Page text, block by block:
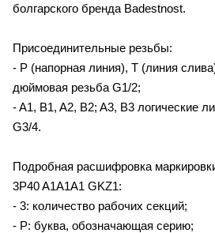
болгарского бренда Badestnost.
Присоединительные резьбы:
- P (напорная линия), T (линия
дюймовая резьба G1/2;
- A1, B1, A2, B2; A3, B3 логические
G3/4.
Подробная расшифровка
3P40 A1A1A1 GKZ1:
- 3: количество рабочих секций;
- P: буква, обозначающая серию;